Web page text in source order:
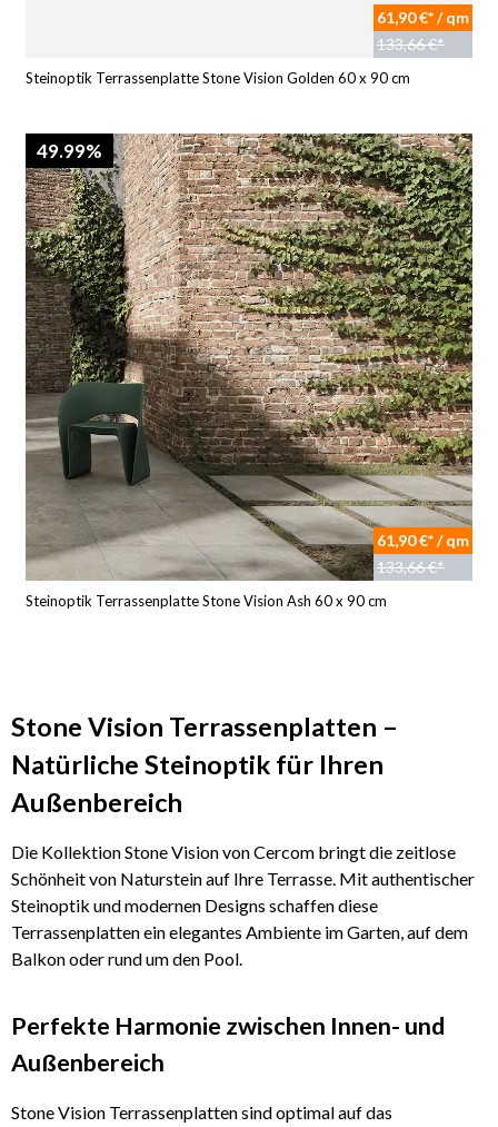
61,90 €* / qm
133,66 €*
Steinoptik Terrassenplatte Stone Vision Golden 60 x 90 cm
49.99%
61,90 €* / qm
133,66 €*
Steinoptik Terrassenplatte Stone Vision Ash 60 x 90 cm
Stone Vision Terrassenplatten –
Natürliche Steinoptik für Ihren
Außenbereich
Die Kollektion Stone Vision von Cercom bringt die zeitlose
Schönheit von Naturstein auf Ihre Terrasse. Mit authentischer
Steinoptik und modernen Designs schaffen diese
Terrassenplatten ein elegantes Ambiente im Garten, auf dem
Balkon oder rund um den Pool.
Perfekte Harmonie zwischen Innen- und
Außenbereich
Stone Vision Terrassenplatten sind optimal auf das